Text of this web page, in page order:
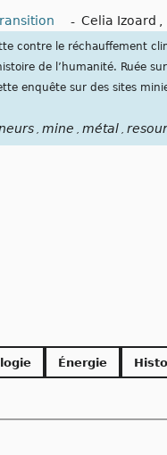
- Celia Izoard ,
contre le réchauffement
de l’humanité. Ruée
enquête sur des sites
, mine , métal ,
Énergie